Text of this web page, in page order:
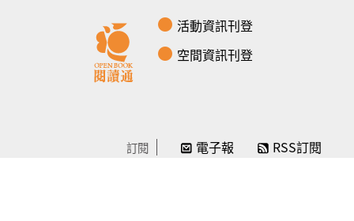
活動資訊刊登
空間資訊刊登
訂閱 電子報 RSS訂閱